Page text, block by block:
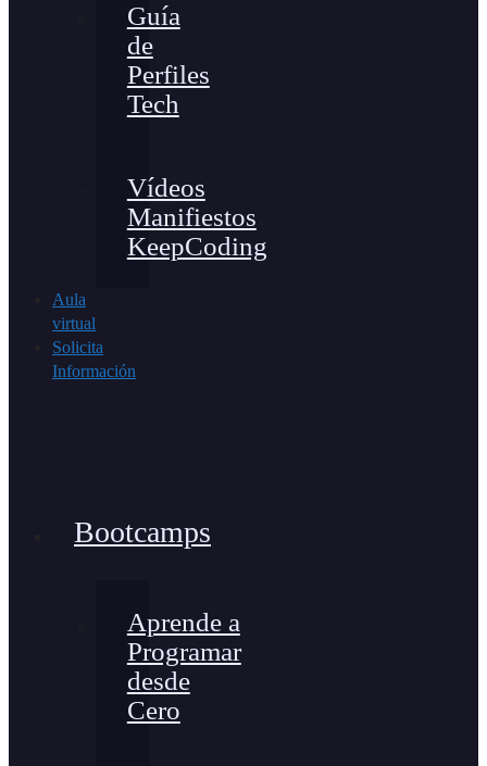
Guía
de
Perfiles
Tech
Vídeos
Manifiestos
KeepCoding
Aula
virtual
Solicita
Información
Bootcamps
Aprende a
Programar
desde
Cero